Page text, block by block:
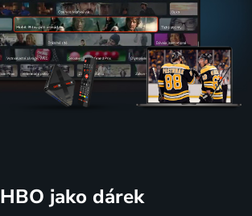
HBO jako dárek